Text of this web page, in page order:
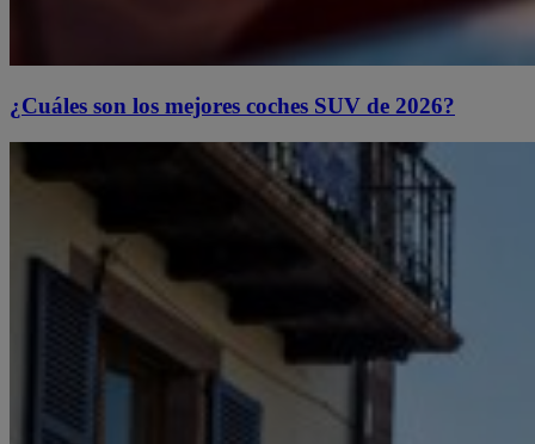
¿Cuáles son los mejores coches SUV de 2026?